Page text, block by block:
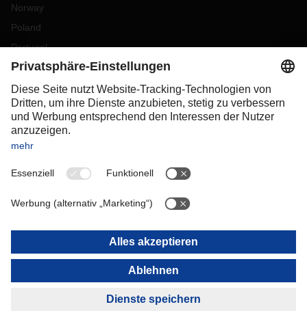
Norway
Poland
Portugal
Romania
Slovakia
Spain
Sweden
Switzerland
OCEANIA